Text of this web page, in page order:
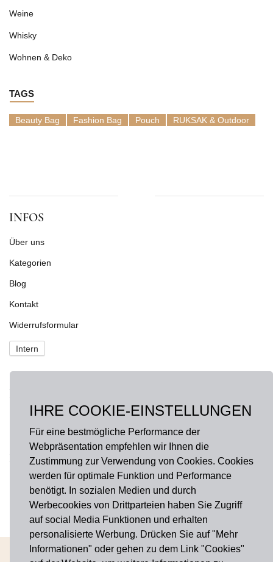
IHRE COOKIE-EINSTELLUNGEN
Für eine bestmögliche Performance der
Webpräsentation empfehlen wir Ihnen die
Zustimmung zur Verwendung von Cookies. Cookies
werden für optimale Funktion und Performance
benötigt. In sozialen Medien und durch
Werbecookies von Drittparteien haben Sie Zugriff
auf social Media Funktionen und erhalten
personalisierte Werbung. Drücken Sie auf "Mehr
Informationen" oder gehen zu dem Link "Cookies"
Weine
Whisky
Wohnen & Deko
TAGS
Beauty Bag Fashion Bag Pouch RUKSAK & Outdoor
INFOS
Über uns
Kategorien
Blog
Kontakt
Widerrufsformular
Intern
Fragen?onlineshop@hausdermanufakturen.de
FOLGE UNS AUF
Instagram
AGB Widerrufsbelehrung Impressum Datenschutz Cookies